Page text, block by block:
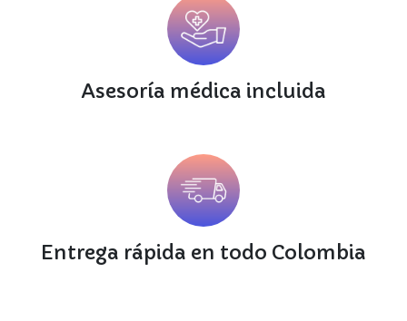
Asesoría médica incluida
Entrega rápida en todo Colombia